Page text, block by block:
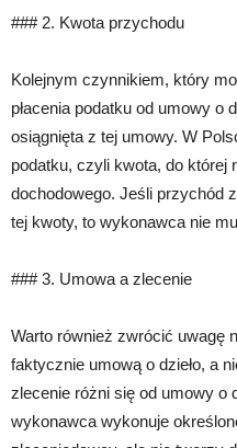
### 2. Kwota przychodu
Kolejnym czynnikiem, który
płacenia podatku od umowy o
osiągnięta z tej umowy. W
podatku, czyli kwota, do której
dochodowego. Jeśli przychód
tej kwoty, to wykonawca nie
### 3. Umowa a zlecenie
Warto również zwrócić uwagę
faktycznie umową o dzieło, a
zlecenie różni się od umowy o
wykonawca wykonuje